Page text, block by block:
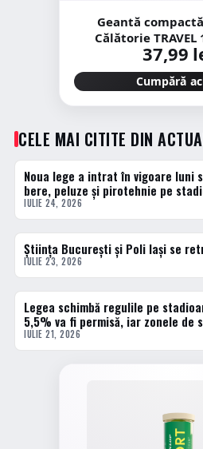
Geantă
Călătorie TRAVEL
37,99
Cumpără
CELE MAI CITITE DIN
1 · TOP
Noua lege a intrat în vigoare luni
bere, peluze și pirotehnie pe
IULIE 24, 2026
2 · TOP
Știința București și Poli Iași se
IULIE 23, 2026
3 · TOP
Legea schimbă regulile pe
5,5% va fi permisă, iar zonele de
IULIE 21, 2026